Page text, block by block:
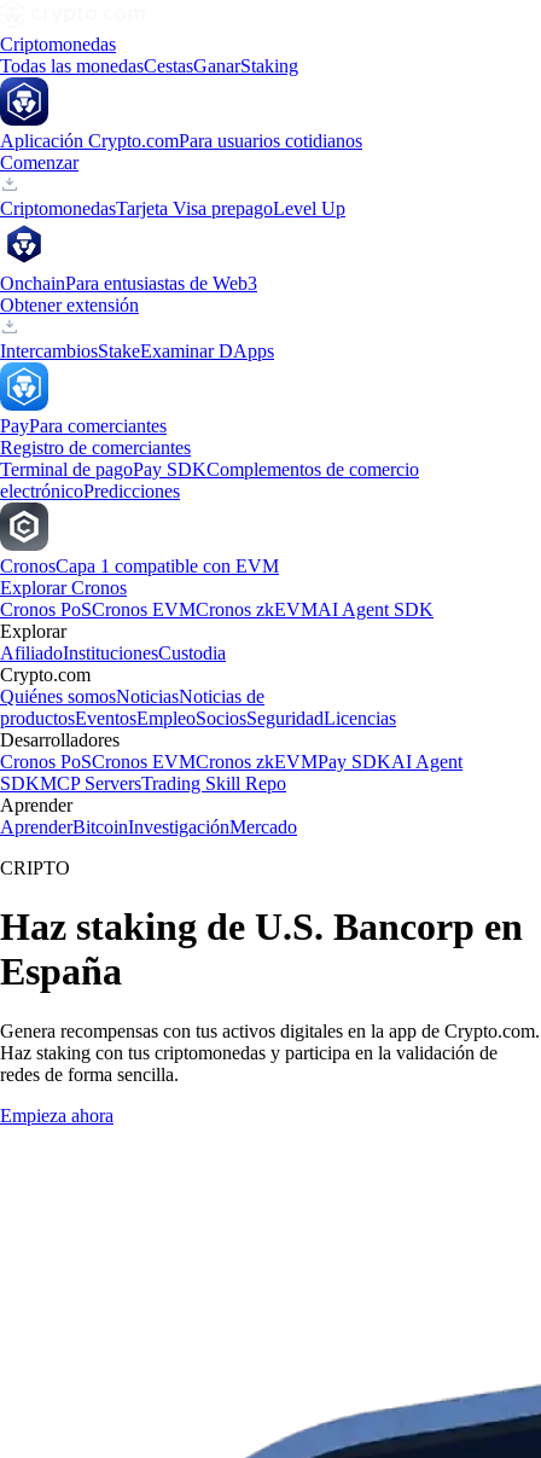
Criptomonedas
Todas las monedasCestasGanarStaking
Aplicación Crypto.comPara usuarios cotidianos
Comenzar
CriptomonedasTarjeta Visa prepagoLevel Up
OnchainPara entusiastas de Web3
Obtener extensión
IntercambiosStakeExaminar DApps
PayPara comerciantes
Registro de comerciantes
Terminal de pagoPay SDKComplementos de comercio
electrónicoPredicciones
CronosCapa 1 compatible con EVM
Explorar Cronos
Cronos PoSCronos EVMCronos zkEVMAI Agent SDK
Explorar
AfiliadoInstitucionesCustodia
Crypto.com
Quiénes somosNoticiasNoticias de
productosEventosEmpleoSociosSeguridadLicencias
Desarrolladores
Cronos PoSCronos EVMCronos zkEVMPay SDKAI Agent
SDKMCP ServersTrading Skill Repo
Aprender
AprenderBitcoinInvestigaciónMercado
CRIPTO
Haz staking de U.S. Bancorp en
España
Genera recompensas con tus activos digitales en la app de Crypto.com.
Haz staking con tus criptomonedas y participa en la validación de
redes de forma sencilla.
Empieza ahora